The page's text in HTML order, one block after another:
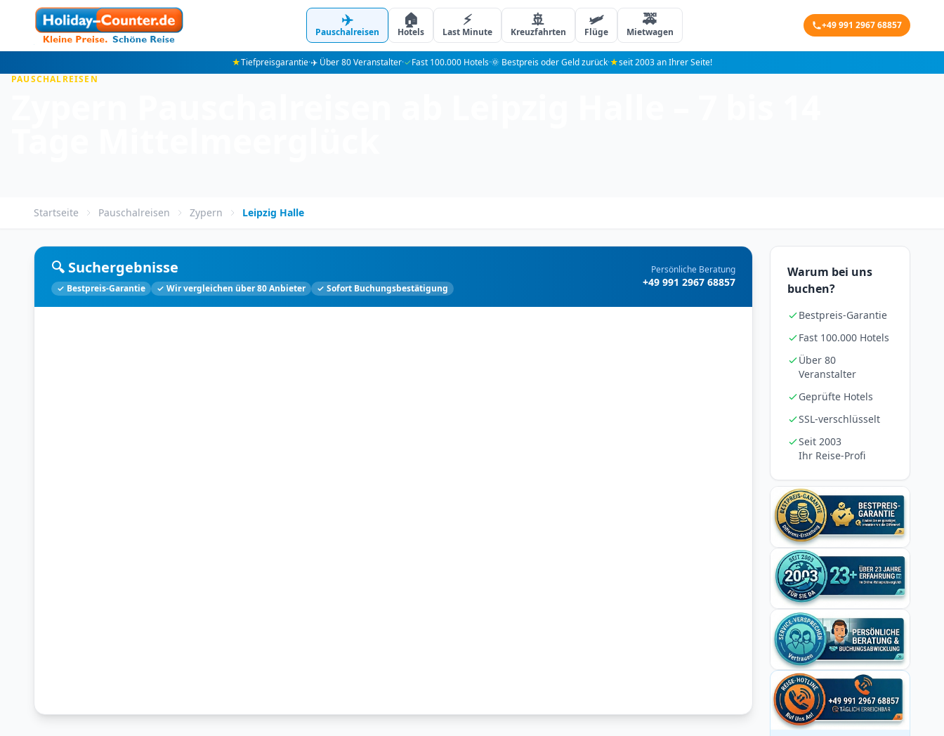
✈️
Pauschalreisen
🏠
Hotels
⚡
Last Minute
🚢
Kreuzfahrten
🛩️
Flüge
🚕
Mietwagen
+49 991 2967 68857
★Tiefpreisgarantie·✈️ Über 80 Veranstalter·✓Fast 100.000 Hotels·🌞 Bestpreis oder Geld zurück·★seit 2003 an Ihrer Seite!
PAUSCHALREISEN
Startseite Pauschalreisen Zypern Leipzig Halle
🔍 Suchergebnisse
✓ Bestpreis-Garantie ✓ Wir vergleichen über 80 Anbieter ✓ Sofort Buchungsbestätigung
Persönliche Beratung
+49 991 2967 68857
Warum bei uns
buchen?
Bestpreis-Garantie
Fast 100.000 Hotels
Über 80
Veranstalter
Geprüfte Hotels
SSL-verschlüsselt
Seit 2003
Ihr Reise-Profi